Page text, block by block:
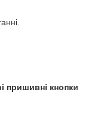
пришивні кнопки